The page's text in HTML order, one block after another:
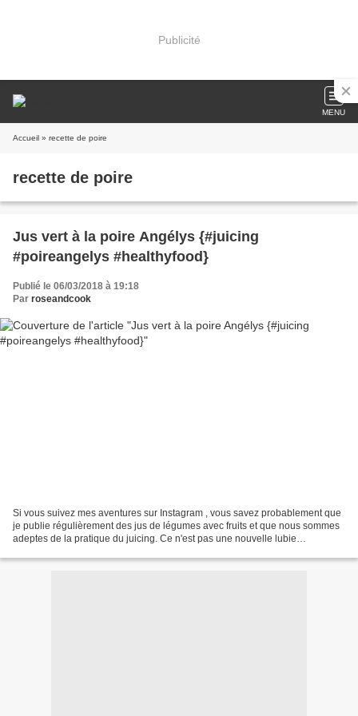
Publicité
MENU
Accueil » recette de poire
recette de poire
Jus vert à la poire Angélys {#juicing
#poireangelys #healthyfood}
Publié le 06/03/2018 à 19:18
Par roseandcook
Si vous suivez mes aventures sur Instagram , vous savez probablement que
je publie régulièrement des jus de légumes avec fruits et que nous sommes
adeptes de la pratique du juicing. Ce n'est pas une nouvelle lubie